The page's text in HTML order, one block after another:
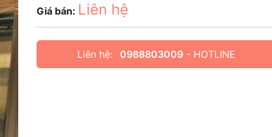
Giá bán: Liên hệ
Liên hệ: 0988803009- HOTLINE